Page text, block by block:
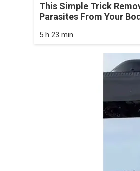
This Simple Trick
Parasites From Your
5 h 23 min